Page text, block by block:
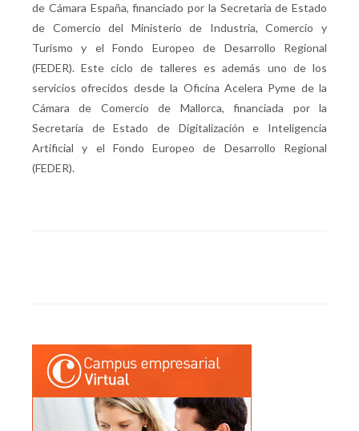
de Cámara España, financiado por la Secretaria de Estado
de Comercio del Ministerio de Industria, Comercio y
Turismo y el Fondo Europeo de Desarrollo Regional
(FEDER). Este ciclo de talleres es además uno de los
servicios ofrecidos desde la Oficina Acelera Pyme de la
Cámara de Comercio de Mallorca, financiada por la
Secretaría de Estado de Digitalización e Inteligencia
Artificial y el Fondo Europeo de Desarrollo Regional
(FEDER).